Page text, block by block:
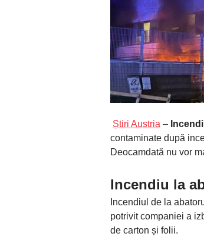
Știri Austria –
contaminate după
Deocamdată nu vor
Incendiu la
Incendiul de la
potrivit companiei a
de carton și folii.